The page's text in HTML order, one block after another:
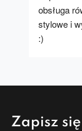
obsługa
stylowe i
:)
Zapisz